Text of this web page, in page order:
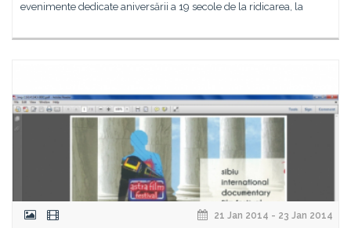
evenimente dedicate aniversării a 19 secole de la ridicarea, la
21 Jan 2014 - 23 Jan 2014